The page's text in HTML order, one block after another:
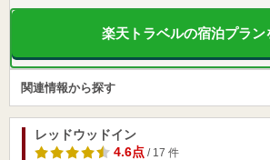
楽天トラベルの宿泊プラン
関連情報から探す
レッドウッドイン
4.6点/ 17 件